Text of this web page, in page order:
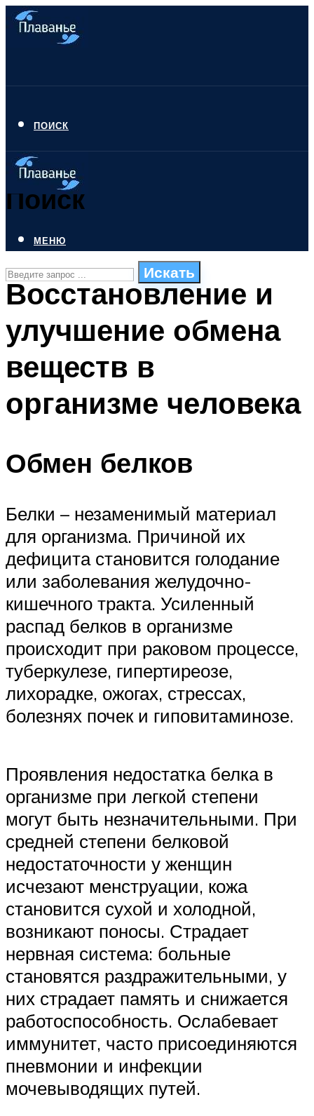
ПОИСК
Поиск
Искать
ПЛАВАНЬЕ ДЛЯ ДЕТЕЙ
БАССЕЙН ДЛЯ ДОМА
МЕНЮ
Восстановление и
улучшение обмена
веществ в
организме человека
Обмен белков
Белки – незаменимый материал
для организма. Причиной их
дефицита становится голодание
или заболевания желудочно-
кишечного тракта. Усиленный
распад белков в организме
происходит при раковом процессе,
туберкулезе, гипертиреозе,
лихорадке, ожогах, стрессах,
болезнях почек и гиповитаминозе.
Проявления недостатка белка в
организме при легкой степени
могут быть незначительными. При
средней степени белковой
недостаточности у женщин
исчезают менструации, кожа
становится сухой и холодной,
возникают поносы. Страдает
нервная система: больные
становятся раздражительными, у
них страдает память и снижается
работоспособность. Ослабевает
иммунитет, часто присоединяются
пневмонии и инфекции
мочевыводящих путей.